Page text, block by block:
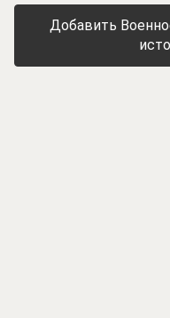
Добавить